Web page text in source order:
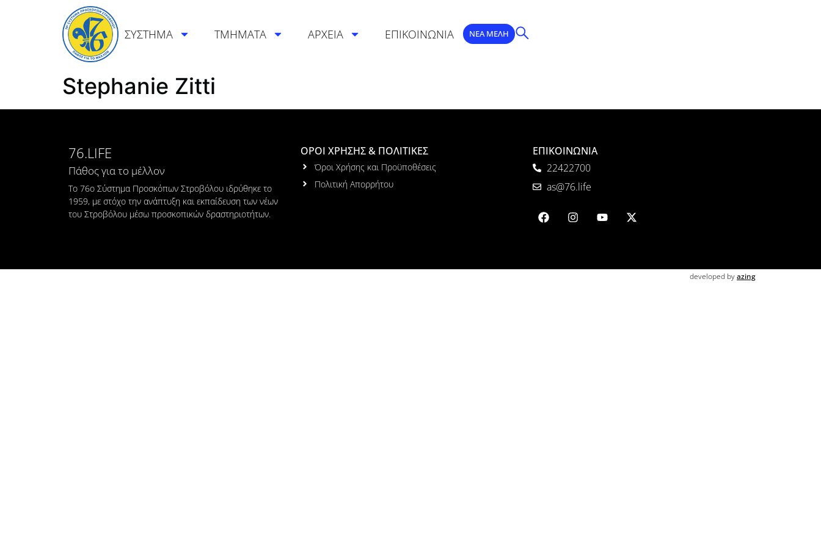
ΣΥΣΤΗΜΑ ΤΜΗΜΑΤΑ ΑΡΧΕΙΑ ΕΠΙΚΟΙΝΩΝΙΑ ΝΕΑ ΜΕΛΗ
Stephanie Zitti
76.LIFE
Πάθος για το μέλλον
Το 76ο Σύστημα Προσκόπων Στροβόλου ιδρύθηκε το
1959, με στόχο την ανάπτυξη και εκπαίδευση των νέων
του Στροβόλου μέσω προσκοπικών δραστηριοτήτων.
ΟΡΟΙ ΧΡΗΣΗΣ & ΠΟΛΙΤΙΚΕΣ
Όροι Χρήσης και Προϋποθέσεις
Πολιτική Απορρήτου
ΕΠΙΚΟΙΝΩΝΙΑ
22422700
as@76.life
developed byazing